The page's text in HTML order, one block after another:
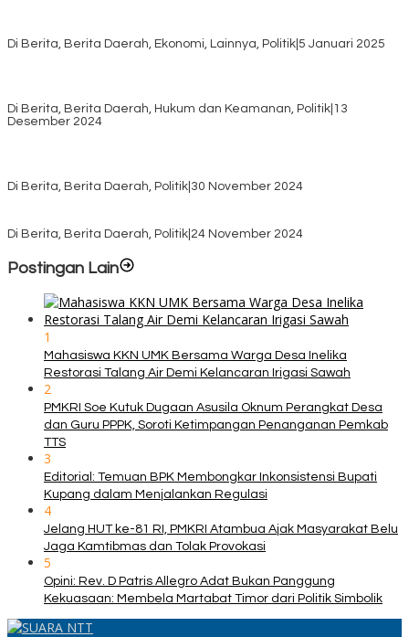
Di Berita, Berita Daerah, Ekonomi, Lainnya, Politik 5 Januari 2025
Di Berita, Berita Daerah, Hukum dan Keamanan, Politik 13
Desember 2024
Di Berita, Berita Daerah, Politik 30 November 2024
Di Berita, Berita Daerah, Politik 24 November 2024
Postingan Lain
1
Mahasiswa KKN UMK Bersama Warga Desa Inelika
Restorasi Talang Air Demi Kelancaran Irigasi Sawah
2
PMKRI Soe Kutuk Dugaan Asusila Oknum Perangkat Desa
dan Guru PPPK, Soroti Ketimpangan Penanganan Pemkab
TTS
3
Editorial: Temuan BPK Membongkar Inkonsistensi Bupati
Kupang dalam Menjalankan Regulasi
4
Jelang HUT ke-81 RI, PMKRI Atambua Ajak Masyarakat Belu
Jaga Kamtibmas dan Tolak Provokasi
5
Opini: Rev. D Patris Allegro Adat Bukan Panggung
Kekuasaan: Membela Martabat Timor dari Politik Simbolik